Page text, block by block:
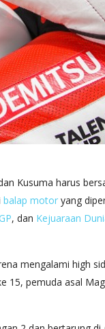
Kusuma harus
balap motor yang
, dan Kejuaraan
mengalami high
15, pemuda asal